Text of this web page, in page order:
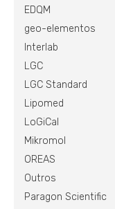
EDQM
geo-elementos
Interlab
LGC
LGC Standard
Lipomed
LoGiCal
Mikromol
OREAS
Outros
Paragon Scientific